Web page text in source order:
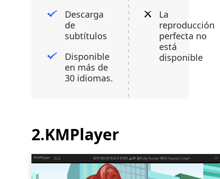
Descarga
de
subtítulos
Disponible
en más de
30 idiomas.
La
reproducción
perfecta no
está
disponible
2.KMPlayer